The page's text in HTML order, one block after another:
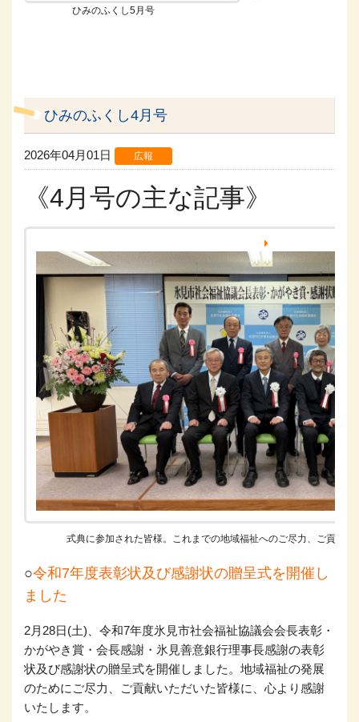
ひみのふくし5月号
ひみのふくし4月号
2026年04月01日 広報
《4月号の主な記事》
式典に参加された皆様。これまでの地域福祉へのご尽力、ご貢献あ
○令和7年度表彰状及び感謝状の贈呈式を開催し
ました
2月28日(土)、令和7年度氷見市社会福祉協議会会長表彰・
かがやき賞・会長感謝・氷見善意銀行理事長感謝の表彰
状及び感謝状の贈呈式を開催しました。地域福祉の発展
のためにご尽力、ご貢献いただいた皆様に、心より感謝
いたします。